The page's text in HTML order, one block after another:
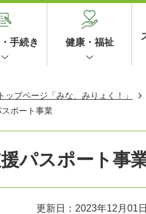
手続き 健康・福祉
プページ「みな、みりょく！」
ポート事業
パスポート事
更新日：2023年12月01日